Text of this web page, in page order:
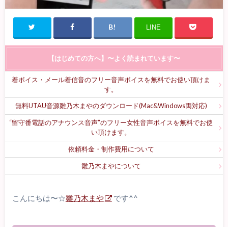
LINE
【はじめての方へ】〜よく読まれています〜
着ボイス・メール着信音のフリー音声ボイスを無料でお使い頂けま
す。
無料UTAU音源雛乃木まやのダウンロード(Mac&Windows両対応)
“留守番電話のアナウンス音声”のフリー女性音声ボイスを無料でお使
い頂けます。
依頼料金・制作費用について
雛乃木まやについて
こんにちは〜☆雛乃木まや です^^